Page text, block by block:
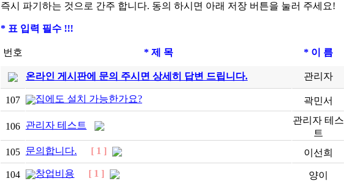
즉시 파기하는 것으로 간주 합니다. 동의 하시면 아래 저장 버튼을 눌러 주세요!
* 표 입력 필수 !!!
번호 * 제 목 * 이 름
온라인 게시판에 문의 주시면 상세히 답변 드립니다.
관리자
107 집에도 설치 가능한가요? 곽민서
106 관리자 테스트
관리자 테스
트
105 문의합니다. [ 1 ] 이선희
104 창업비용 [ 1 ] 양이